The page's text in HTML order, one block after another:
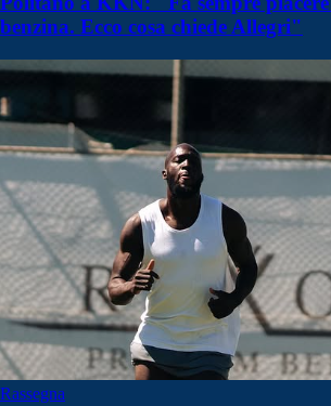
benzina. Ecco cosa chiede Allegri"
Rassegna